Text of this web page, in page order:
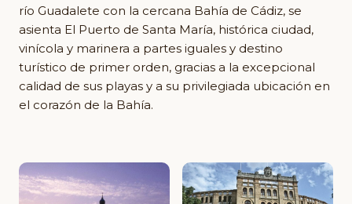
río Guadalete con la cercana Bahía de Cádiz, se
asienta El Puerto de Santa María, histórica ciudad,
vinícola y marinera a partes iguales y destino
turístico de primer orden, gracias a la excepcional
calidad de sus playas y a su privilegiada ubicación en
el corazón de la Bahía.